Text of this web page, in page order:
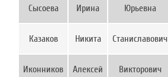
Сысоева Ирина Юрьевна
Казаков Никита Станиславович
Иконников Алексей Викторович